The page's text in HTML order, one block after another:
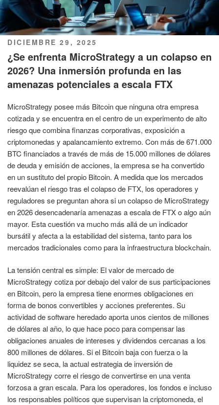
PUBLICADO
EL
DICIEMBRE 29, 2025
¿Se enfrenta MicroStrategy a un colapso en
2026? Una inmersión profunda en las
amenazas potenciales a escala FTX
MicroStrategy posee más Bitcoin que ninguna otra empresa
cotizada y se encuentra en el centro de un experimento de alto
riesgo que combina finanzas corporativas, exposición a
criptomonedas y apalancamiento extremo. Con más de 671.000
BTC financiados a través de más de 15.000 millones de dólares
de deuda y emisión de acciones, la empresa se ha convertido
en un sustituto del propio Bitcoin. A medida que los mercados
reevalúan el riesgo tras el colapso de FTX, los operadores y
reguladores se preguntan ahora si un colapso de MicroStrategy
en 2026 desencadenaría amenazas a escala de FTX o algo aún
mayor. Esta cuestión va mucho más allá de un indicador
bursátil y afecta a la estabilidad del sistema, tanto para los
mercados tradicionales como para la infraestructura blockchain.
La tensión central es simple: El valor de mercado de
MicroStrategy cotiza por debajo del valor de sus participaciones
en Bitcoin, pero la empresa tiene enormes obligaciones en
forma de bonos convertibles y acciones preferentes. Su
actividad de software heredado aporta unos cientos de millones
de dólares al año, lo que hace poco para compensar las
obligaciones anuales de intereses y dividendos cercanas a los
800 millones de dólares. Si el Bitcoin baja con fuerza o la
liquidez se seca, la actual estrategia de inversión de
MicroStrategy corre el riesgo de convertirse en una venta
forzosa a gran escala. Para los operadores, los fondos e incluso
los responsables políticos que supervisan la criptomoneda, el